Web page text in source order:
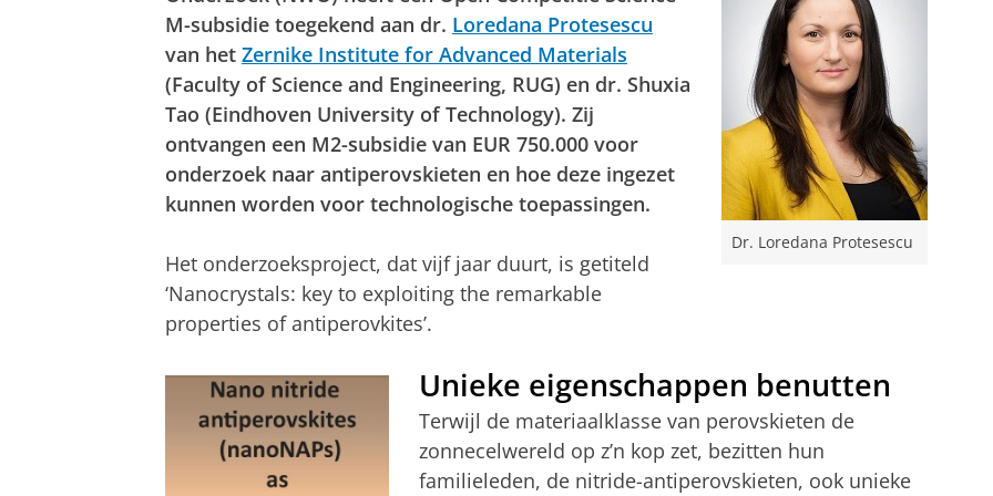
Dr. Loredana Protesescu
M-subsidie toegekend aan dr. Loredana Protesescu
van het Zernike Institute for Advanced Materials
(Faculty of Science and Engineering, RUG) en dr. Shuxia
Tao (Eindhoven University of Technology). Zij
ontvangen een M2-subsidie van EUR 750.000 voor
onderzoek naar antiperovskieten en hoe deze ingezet
kunnen worden voor technologische toepassingen.
Het onderzoeksproject, dat vijf jaar duurt, is getiteld
‘Nanocrystals: key to exploiting the remarkable
properties of antiperovkites’.
Unieke eigenschappen benutten
Terwijl de materiaalklasse van perovskieten de
zonnecelwereld op z’n kop zet, bezitten hun
familieleden, de nitride-antiperovskieten, ook unieke